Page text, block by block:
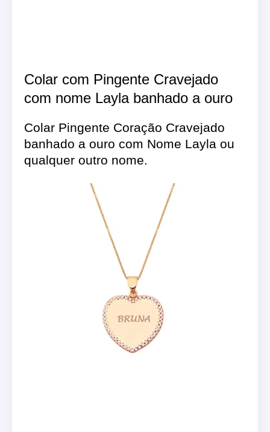
Colar com Pingente Cravejado
com nome Layla banhado a ouro
Colar Pingente Coração Cravejado
banhado a ouro com Nome Layla ou
qualquer outro nome.